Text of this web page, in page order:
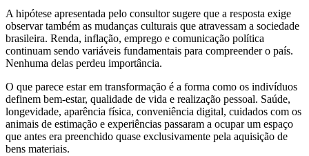
A hipótese apresentada pelo consultor sugere que a resposta exige
observar também as mudanças culturais que atravessam a sociedade
brasileira. Renda, inflação, emprego e comunicação política
continuam sendo variáveis fundamentais para compreender o país.
Nenhuma delas perdeu importância.
O que parece estar em transformação é a forma como os indivíduos
definem bem-estar, qualidade de vida e realização pessoal. Saúde,
longevidade, aparência física, conveniência digital, cuidados com os
animais de estimação e experiências passaram a ocupar um espaço
que antes era preenchido quase exclusivamente pela aquisição de
bens materiais.